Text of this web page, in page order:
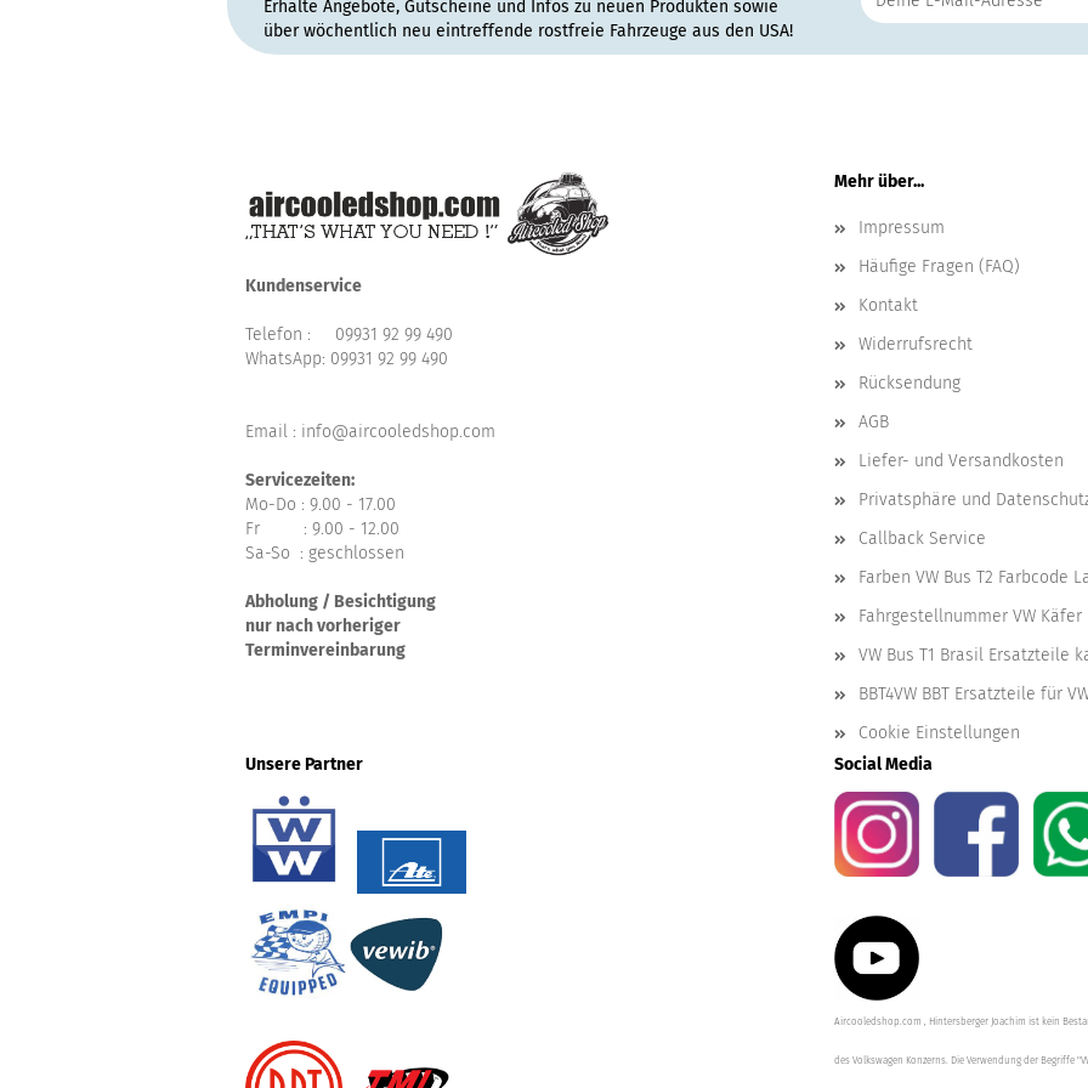
Erhalte Angebote, Gutscheine und Infos zu neuen Produkten sowie
über wöchentlich neu eintreffende rostfreie Fahrzeuge aus den USA!
Kundenservice
Telefon : 09931 92 99 490
WhatsApp: 09931 92 99 490
Email : info@aircooledshop.com
Servicezeiten:
Mo-Do : 9.00 - 17.00
Fr : 9.00 - 12.00
Sa-So : geschlossen
Abholung / Besichtigung
nur nach vorheriger
Terminvereinbarung
Mehr über...
Impressum
Häufige Fragen (FAQ)
Kontakt
Widerrufsrecht
Rücksendung
AGB
Liefer- und Versandkosten
Privatsphäre und
Callback Service
Farben VW Bus T2 Farbcode
Fahrgestellnummer VW Käfer
VW Bus T1 Brasil Ersatzteile
BBT4VW BBT Ersatzteile für
Cookie Einstellungen
Unsere Partner
Social Media
Aircooledshop.com , Hintersberger Joachim ist kein
des Volkswagen Konzerns. Die Verwendung der Begriffe